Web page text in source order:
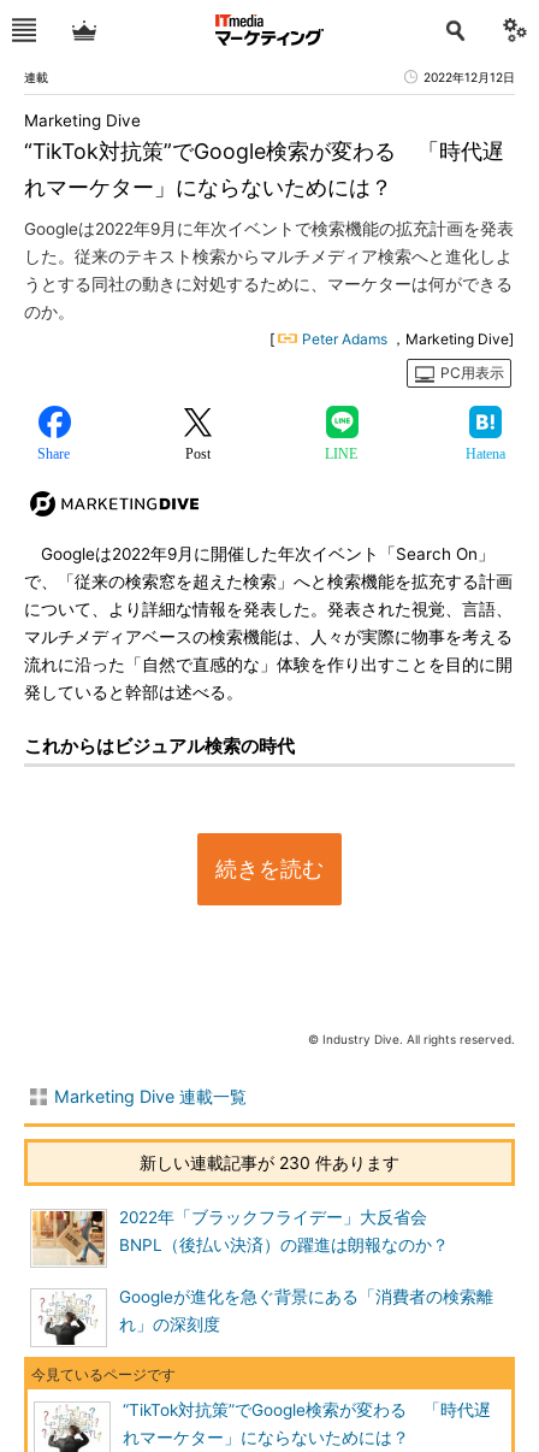
連載 2022年12月12日
“TikTok対抗策”でGoogle検索が変わる 「時代遅
れマーケター」にならないためには？
Marketing Dive
Googleは2022年9月に年次イベントで検索機能の拡充計画を発表
した。従来のテキスト検索からマルチメディア検索へと進化しよ
うとする同社の動きに対処するために、マーケターは何ができる
のか。
[ Peter Adams ，Marketing Dive]
PC用表示
Share Post LINE Hatena
Googleは2022年9月に開催した年次イベント「Search On」
で、「従来の検索窓を超えた検索」へと検索機能を拡充する計画
について、より詳細な情報を発表した。発表された視覚、言語、
マルチメディアベースの検索機能は、人々が実際に物事を考える
流れに沿った「自然で直感的な」体験を作り出すことを目的に開
発していると幹部は述べる。
これからはビジュアル検索の時代
続きを読む
© Industry Dive. All rights reserved.
Marketing Dive 連載一覧
新しい連載記事が 230 件あります
2022年「ブラックフライデー」大反省会
BNPL（後払い決済）の躍進は朗報なのか？
Googleが進化を急ぐ背景にある「消費者の検索離
れ」の深刻度
“TikTok対抗策”でGoogle検索が変わる 「時代遅
れマーケター」にならないためには？